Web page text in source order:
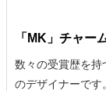
「MK」チャー
数々の受賞歴を持
のデザイナーです